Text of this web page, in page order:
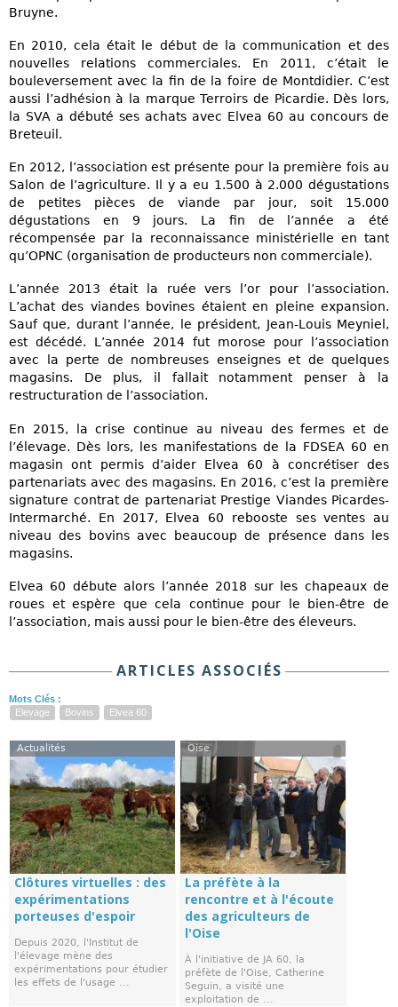
Bruyne.
En 2010, cela était le début de la communication et des
nouvelles relations commerciales. En 2011, c’était le
bouleversement avec la fin de la foire de Montdidier. C’est
aussi l’adhésion à la marque Terroirs de Picardie. Dès lors,
la SVA a débuté ses achats avec Elvea 60 au concours de
Breteuil.
En 2012, l’association est présente pour la première fois au
Salon de l’agriculture. Il y a eu 1.500 à 2.000 dégustations
de petites pièces de viande par jour, soit 15.000
dégustations en 9 jours. La fin de l’année a été
récompensée par la reconnaissance ministérielle en tant
qu’OPNC (organisation de producteurs non commerciale).
L’année 2013 était la ruée vers l’or pour l’association.
L’achat des viandes bovines étaient en pleine expansion.
Sauf que, durant l’année, le président, Jean-Louis Meyniel,
est décédé. L’année 2014 fut morose pour l’association
avec la perte de nombreuses enseignes et de quelques
magasins. De plus, il fallait notamment penser à la
restructuration de l’association.
En 2015, la crise continue au niveau des fermes et de
l’élevage. Dès lors, les manifestations de la FDSEA 60 en
magasin ont permis d’aider Elvea 60 à concrétiser des
partenariats avec des magasins. En 2016, c’est la première
signature contrat de partenariat Prestige Viandes Picardes-
Intermarché. En 2017, Elvea 60 rebooste ses ventes au
niveau des bovins avec beaucoup de présence dans les
magasins.
Elvea 60 débute alors l’année 2018 sur les chapeaux de
roues et espère que cela continue pour le bien-être de
l’association, mais aussi pour le bien-être des éleveurs.
ARTICLES ASSOCIÉS
Mots Clés :
Elevage
Bovins Elvea 60
Actualités
Clôtures virtuelles : des
expérimentations
porteuses d'espoir
Depuis 2020, l'Institut de
l'élevage mène des
expérimentations pour étudier
les effets de l'usage ...
Oise
La préfète à la
rencontre et à l'écoute
des agriculteurs de
l'Oise
À l'initiative de JA 60, la
préfète de l'Oise, Catherine
Seguin, a visité une
exploitation de ...